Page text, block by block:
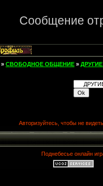
Сообщение
» СВОБОДНОЕ ОБЩЕНИЕ »
Авторизуйтесь, чтобы не
Поднебесье онлайн